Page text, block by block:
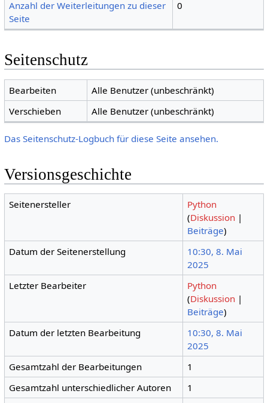
Anzahl der Weiterleitungen zu dieser
Seite
0
Seitenschutz
Bearbeiten
Alle Benutzer (unbeschränkt)
Verschieben
Alle Benutzer (unbeschränkt)
Das Seitenschutz-Logbuch für diese Seite ansehen.
Versionsgeschichte
Seitenersteller
Python
(Diskussion |
Beiträge)
Datum der Seitenerstellung
10:30, 8. Mai
2025
Letzter Bearbeiter
Python
(Diskussion |
Beiträge)
Datum der letzten Bearbeitung
10:30, 8. Mai
2025
Gesamtzahl der Bearbeitungen
1
Gesamtzahl unterschiedlicher Autoren
1